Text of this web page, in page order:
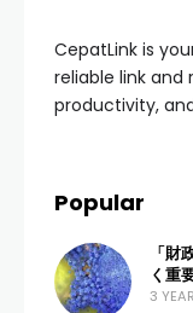
CepatLink is
reliable link and
productivity,
Popular
「財
く重
3